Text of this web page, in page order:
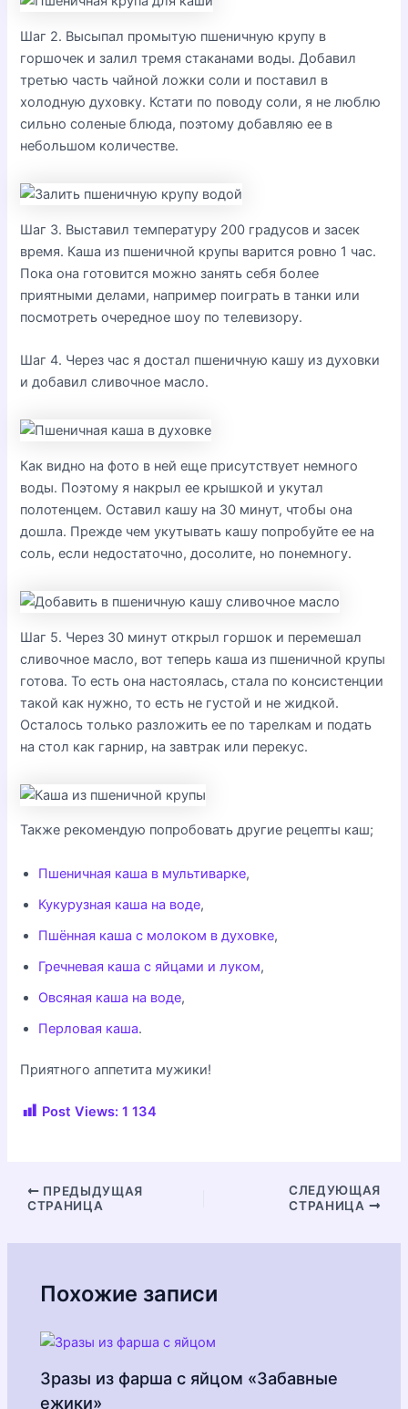
Шаг 2. Высыпал промытую пшеничную крупу в
горшочек и залил тремя стаканами воды. Добавил
третью часть чайной ложки соли и поставил в
холодную духовку. Кстати по поводу соли, я не люблю
сильно соленые блюда, поэтому добавляю ее в
небольшом количестве.
Шаг 3. Выставил температуру 200 градусов и засек
время. Каша из пшеничной крупы варится ровно 1 час.
Пока она готовится можно занять себя более
приятными делами, например поиграть в танки или
посмотреть очередное шоу по телевизору.
Шаг 4. Через час я достал пшеничную кашу из духовки
и добавил сливочное масло.
Как видно на фото в ней еще присутствует немного
воды. Поэтому я накрыл ее крышкой и укутал
полотенцем. Оставил кашу на 30 минут, чтобы она
дошла. Прежде чем укутывать кашу попробуйте ее на
соль, если недостаточно, досолите, но понемногу.
Шаг 5. Через 30 минут открыл горшок и перемешал
сливочное масло, вот теперь каша из пшеничной крупы
готова. То есть она настоялась, стала по консистенции
такой как нужно, то есть не густой и не жидкой.
Осталось только разложить ее по тарелкам и подать
на стол как гарнир, на завтрак или перекус.
Также рекомендую попробовать другие рецепты каш;
Пшеничная каша в мультиварке,
Кукурузная каша на воде,
Пшённая каша с молоком в духовке,
Гречневая каша с яйцами и луком,
Овсяная каша на воде,
Перловая каша.
Приятного аппетита мужики!
Post Views: 1 134
НавигацияПРЕДЫДУЩАЯ
СТРАНИЦА
СЛЕДУЮЩАЯ
СТРАНИЦА
Похожие записи
Зразы из фарша с яйцом «Забавные
ежики»